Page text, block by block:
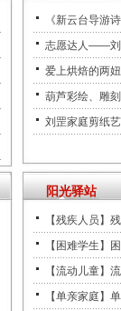
《新云台导游
志愿达人——刘
爱上烘焙的两
葫芦彩绘、雕
刘罡家庭剪纸
阳光驿站
【残疾人员】
【困难学生】
【流动儿童】
【单亲家庭】